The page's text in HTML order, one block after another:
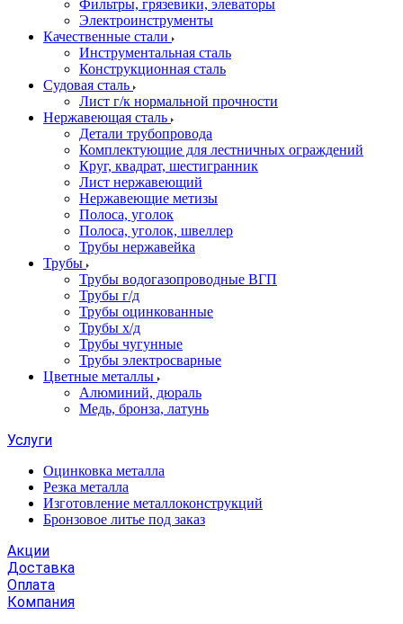
Фильтры, грязевики, элеваторы
Электроинструменты
Качественные стали
Инструментальная сталь
Конструкционная сталь
Судовая сталь
Лист г/к нормальной прочности
Нержавеющая сталь
Детали трубопровода
Комплектующие для лестничных ограждений
Круг, квадрат, шестигранник
Лист нержавеющий
Нержавеющие метизы
Полоса, уголок
Полоса, уголок, швеллер
Трубы нержавейка
Трубы
Трубы водогазопроводные ВГП
Трубы г/д
Трубы оцинкованные
Трубы х/д
Трубы чугунные
Трубы электросварные
Цветные металлы
Алюминий, дюраль
Медь, бронза, латунь
Услуги
Оцинковка металла
Резка металла
Изготовление металлоконструкций
Бронзовое литье под заказ
Акции
Доставка
Оплата
Компания